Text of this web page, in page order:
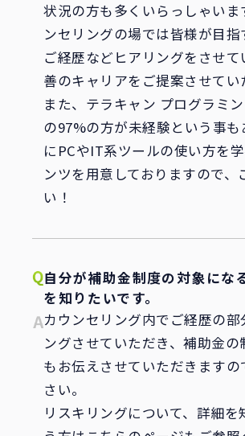
状況の方も多くいらっしゃいま
ンセリングの場では皆様が目
ご経歴などヒアリングをさせて
善のキャリアをご提案させてい
また、テラキャン プログラミ
の97%の方が未経験という事も
にPCやIT系ツールの使い方を
ンツを用意しておりますので、
い！
自分が補助金制度の対象にな
を知りたいです。
カウンセリング内でご経歴の部
ングさせていただき、補助金の
もお伝えさせていただきます
さい。
リスキリングについて、詳細を